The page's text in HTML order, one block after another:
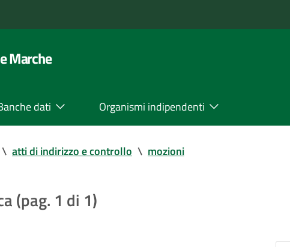
Marche
dati Organismi indipendenti
\ atti di indirizzo e controllo \ mozioni
(pag. 1 di 1)